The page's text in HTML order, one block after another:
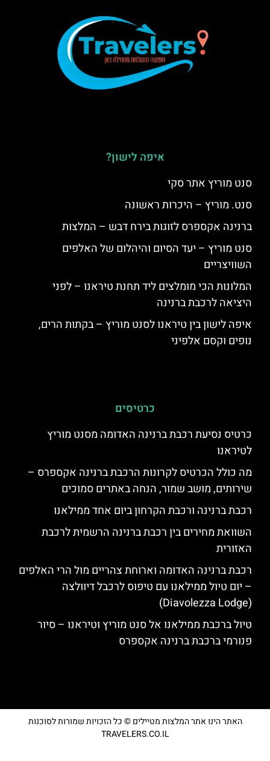
איפה לישון?
סנט מוריץ אתר סקי
סנט. מוריץ – היכרות ראשונה
ברנינה אקספרס לזוגות בירח דבש – המלצות
סנט מוריץ – יעד הסיום והיהלום של האלפים
השוויצריים
המלונות הכי מומלצים ליד תחנת טיראנו – לפני
היציאה לרכבת ברנינה
איפה לישון בין טיראנו לסנט מוריץ – בקתות הרים,
נופים וקסם אלפיני
כרטיסים
כרטיס נסיעת רכבת ברנינה האדומה מסנט מוריץ
לטיראנו
מה כולל הכרטיס לקרונות הרכבת ברנינה אקספרס –
שירותים, מושב שמור, הנחה באתרים סמוכים
רכבת ברנינה ורכבת הקרחון ביום אחד ממילאנו
השוואת מחירים בין רכבת ברנינה הרשמית לרכבת
האזורית
רכבת ברנינה האדומה וארוחת צהריים מול הרי האלפים
– יום טיול ממילאנו עם טיפוס לרכבל דיוולצה
(Diavolezza Lodge)
טיול ברכבת ממילאנו אל סנט מוריץ וטיראנו – סיור
פנורמי ברכבת ברנינה אקספרס
האתר הינו אתר המלצות מטיילים © כל הזכויות שמורות לסוכנות
TRAVELERS.CO.IL